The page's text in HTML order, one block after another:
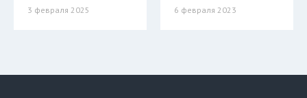
3 февраля 2025 6 февраля 2023